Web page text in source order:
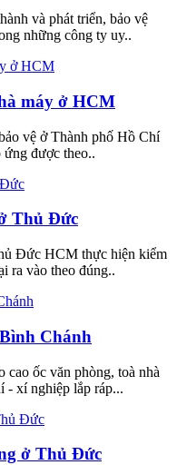
và phát triển, bảo vệ
những công ty uy..
máy ở HCM
vệ ở Thành phố Hồ Chí
được theo..
Thủ Đức
Đức HCM thực hiện kiểm
ra vào theo đúng..
Chánh
cao ốc văn phòng, toà nhà
- xí nghiệp lắp ráp...
ở Thủ Đức